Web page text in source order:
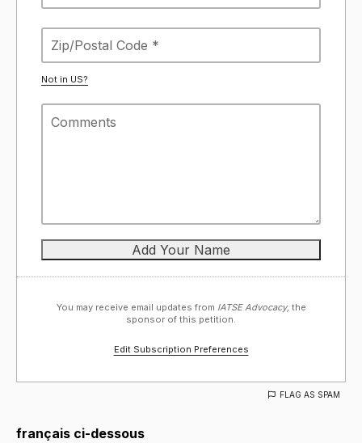
Not in US?
You may receive email updates from IATSE Advocacy, the
sponsor of this petition.
Edit Subscription Preferences
FLAG AS SPAM
français ci-dessous